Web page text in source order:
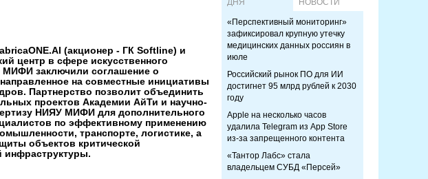
(акционер - ГК Softline) и
центр в сфере искусственного
МИФИ заключили соглашение о
на совместные инициативы
Партнерство позволит объединить
проектов Академии АйТи и научно-
НИЯУ МИФИ для дополнительного
по эффективному применению
транспорте, логистике, а
объектов критической
ДНЯ
НОВОСТИ
«Перспективный мониторинг»
зафиксировал крупную утечку
медицинских данных россиян в
июле
Российский рынок ПО для ИИ
достигнет 95 млрд рублей к 2030
году
Apple на несколько часов
удалила Telegram из App Store
из-за запрещенного контента
«Тантор Лабс» стала
владельцем СУБД «Персей»